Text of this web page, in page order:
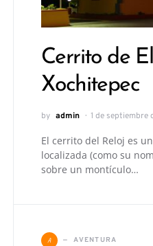
Cerrito de
Xochitepec
by admin 1 de septiembre
El cerrito del Reloj es
localizada (como su
sobre un montículo…
A AVENTURA